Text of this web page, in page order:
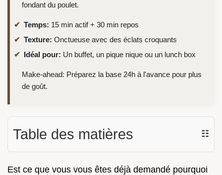
fondant du poulet.
Temps: 15 min actif + 30 min repos
Texture: Onctueuse avec des éclats croquants
Idéal pour: Un buffet, un pique nique ou un lunch box
Make-ahead: Préparez la base 24h à l'avance pour plus
de goût.
Table des matières ☷
Est ce que vous vous êtes déjà demandé pourquoi